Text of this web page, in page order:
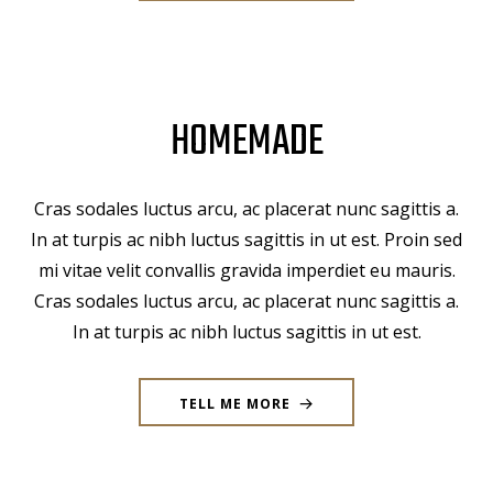
HOMEMADE
Cras sodales luctus arcu, ac placerat nunc sagittis a.
In at turpis ac nibh luctus sagittis in ut est. Proin sed
mi vitae velit convallis gravida imperdiet eu mauris.
Cras sodales luctus arcu, ac placerat nunc sagittis a.
In at turpis ac nibh luctus sagittis in ut est.
TELL ME MORE